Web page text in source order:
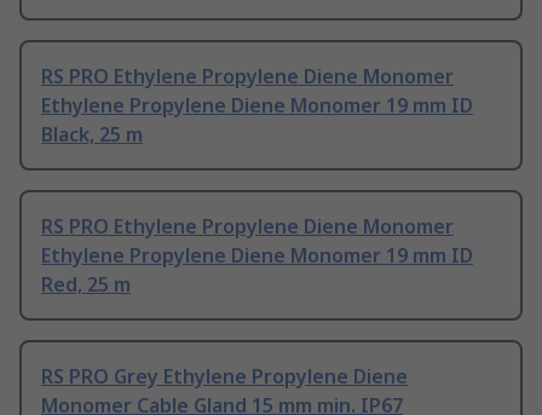
RS PRO Ethylene Propylene Diene Monomer
Ethylene Propylene Diene Monomer 19 mm ID
Black, 25 m
RS PRO Ethylene Propylene Diene Monomer
Ethylene Propylene Diene Monomer 19 mm ID
Red, 25 m
RS PRO Grey Ethylene Propylene Diene
Monomer Cable Gland 15 mm min. IP67